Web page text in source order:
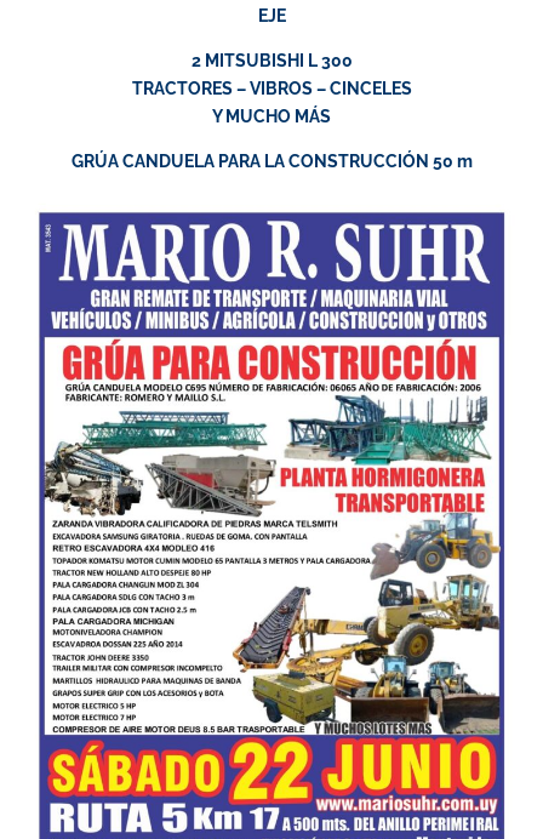
EJE
2 MITSUBISHI L 300
TRACTORES – VIBROS – CINCELES
Y MUCHO MÁS
GRÚA CANDUELA PARA LA CONSTRUCCIÓN 50 m